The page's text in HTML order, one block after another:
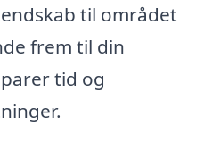
til området
frem til din
tid og